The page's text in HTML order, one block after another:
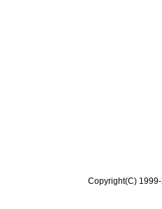
Copyright(C)